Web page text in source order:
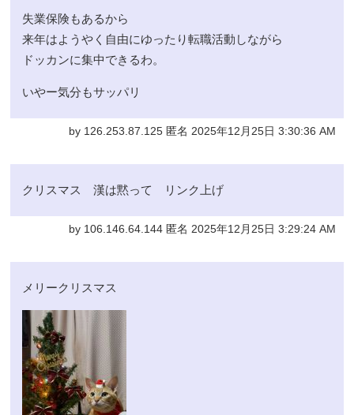
失業保険もあるから
来年はようやく自由にゆったり転職活動しながら
ドッカンに集中できるわ。
いやー気分もサッパリ
by 126.253.87.125 匿名 2025年12月25日 3:30:36 AM
クリスマス 漢は黙って リンク上げ
by 106.146.64.144 匿名 2025年12月25日 3:29:24 AM
メリークリスマス